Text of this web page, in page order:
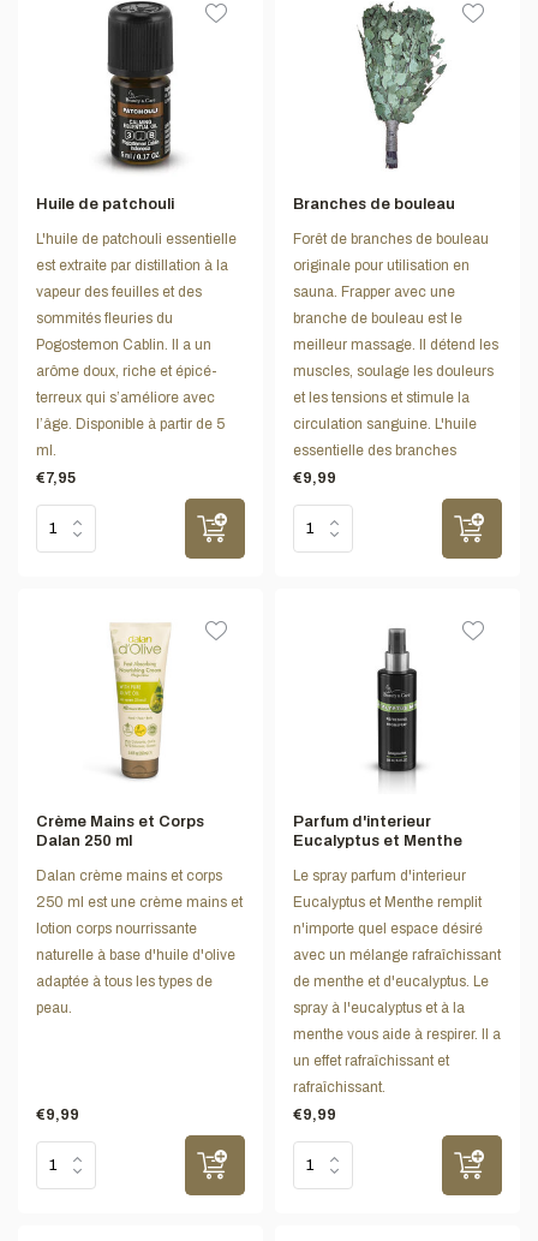
Huile de patchouli
L'huile de patchouli essentielle
est extraite par distillation à la
vapeur des feuilles et des
sommités fleuries du
Pogostemon Cablin. Il a un
arôme doux, riche et épicé-
terreux qui s’améliore avec
l’âge. Disponible à partir de 5
ml.
€7,95
Branches de bouleau
Forêt de branches de bouleau
originale pour utilisation en
sauna. Frapper avec une
branche de bouleau est le
meilleur massage. Il détend les
muscles, soulage les douleurs
et les tensions et stimule la
circulation sanguine. L'huile
essentielle des branches
€9,99
Crème Mains et Corps
Dalan 250 ml
Dalan crème mains et corps
250 ml est une crème mains et
lotion corps nourrissante
naturelle à base d'huile d'olive
adaptée à tous les types de
peau.
€9,99
Parfum d'interieur
Eucalyptus et Menthe
Le spray parfum d'interieur
Eucalyptus et Menthe remplit
n'importe quel espace désiré
avec un mélange rafraîchissant
de menthe et d'eucalyptus. Le
spray à l'eucalyptus et à la
menthe vous aide à respirer. Il a
un effet rafraîchissant et
rafraîchissant.
€9,99